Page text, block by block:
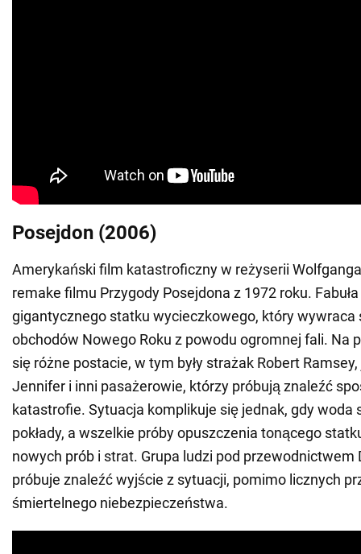
Posejdon (2006)
Amerykański film katastroficzny w reżyserii
remake filmu Przygody Posejdona z 1972 roku.
gigantycznego statku wycieczkowego, który wywraca
obchodów Nowego Roku z powodu ogromnej fali. Na
się różne postacie, w tym były strażak Robert
Jennifer i inni pasażerowie, którzy próbują znaleźć
katastrofie. Sytuacja komplikuje się jednak, gdy woda
pokłady, a wszelkie próby opuszczenia tonącego
nowych prób i strat. Grupa ludzi pod przewodnictwem
próbuje znaleźć wyjście z sytuacji, pomimo licznych
śmiertelnego niebezpieczeństwa.